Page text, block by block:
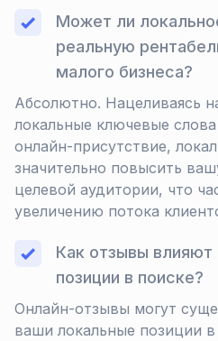
Может ли
реальную
малого бизнеса?
Абсолютно. Нацеливаясь
локальные ключевые
онлайн-присутствие,
значительно повысить
целевой аудитории, что
увеличению потока
Как отзывы
позиции в поиске?
Онлайн-отзывы могут
ваши локальные позиции в